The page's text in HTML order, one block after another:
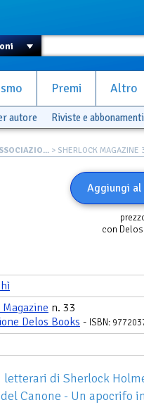
Premi Altro
autore Riviste e abbonamenti
> SHERLOCK MAGAZINE
Aggiungi
con
n. 33
Delos Books - ISBN:
di Sherlock
Canone - Un apocrifo